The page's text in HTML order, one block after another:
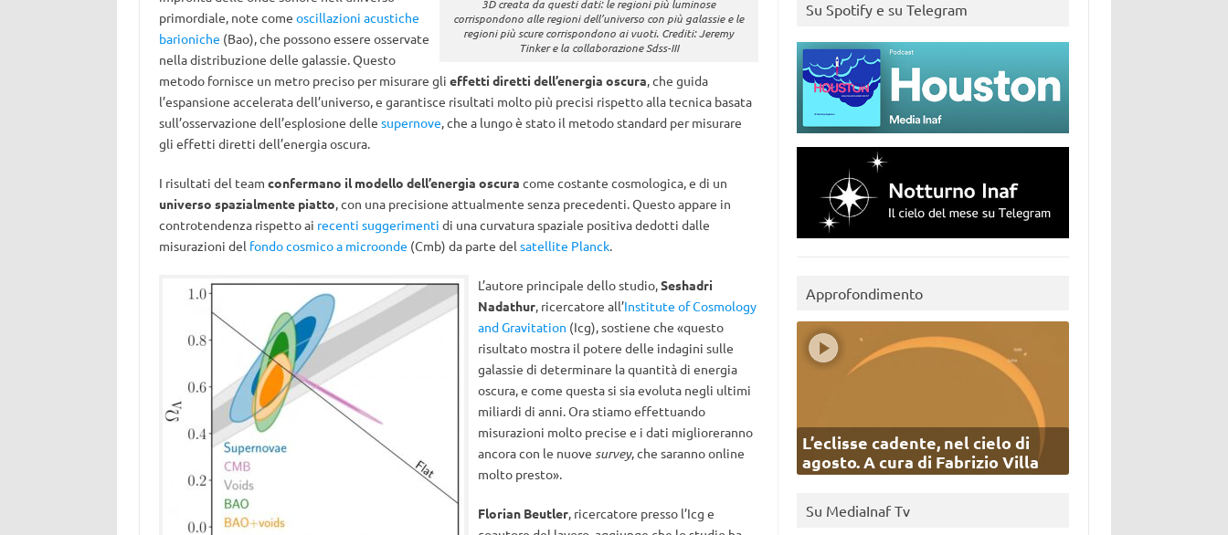
3D creata da questi dati: le regioni più luminose
corrispondono alle regioni dell’universo con più galassie e le
regioni più scure corrispondono ai vuoti. Crediti: Jeremy
Tinker e la collaborazione Sdss-III
primordiale, note come oscillazioni acustiche
barioniche (Bao), che possono essere osservate
nella distribuzione delle galassie. Questo
metodo fornisce un metro preciso per misurare gli effetti diretti dell’energia oscura, che guida
l’espansione accelerata dell’universo, e garantisce risultati molto più precisi rispetto alla tecnica basata
sull’osservazione dell’esplosione delle supernove, che a lungo è stato il metodo standard per misurare
gli effetti diretti dell’energia oscura.
I risultati del team confermano il modello dell’energia oscura come costante cosmologica, e di un
universo spazialmente piatto, con una precisione attualmente senza precedenti. Questo appare in
controtendenza rispetto ai recenti suggerimenti di una curvatura spaziale positiva dedotti dalle
misurazioni del fondo cosmico a microonde (Cmb) da parte del satellite Planck.
L’autore principale dello studio,Seshadri
Nadathur, ricercatore all’Institute of Cosmology
and Gravitation (Icg), sostiene che «questo
risultato mostra il potere delle indagini sulle
galassie di determinare la quantità di energia
oscura, e come questa si sia evoluta negli ultimi
miliardi di anni. Ora stiamo effettuando
misurazioni molto precise e i dati miglioreranno
ancora con le nuove survey, che saranno online
molto presto».
Florian Beutler, ricercatore presso l’Icg e
Su Spotify e su Telegram
Approfondimento
L’eclisse cadente, nel cielo di
agosto. A cura di Fabrizio Villa
Su MediaInaf Tv